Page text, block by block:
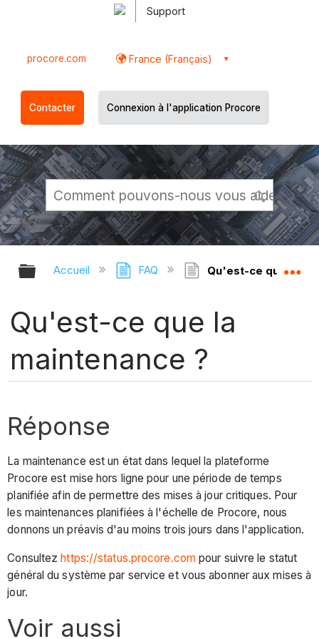
Support
procore.com France (Français)
Contacter Connexion à l'application Procore
Développer/réduire la hiérarchie
Accueil FAQ Qu'est-ce que la
Qu'est-ce que la
maintenance ?
Réponse
La maintenance est un état dans lequel la plateforme
Procore est mise hors ligne pour une période de temps
planifiée afin de permettre des mises à jour critiques. Pour
les maintenances planifiées à l'échelle de Procore, nous
donnons un préavis d'au moins trois jours dans l'application.
Consultezhttps://status.procore.com pour suivre le statut
général du système par service et vous abonner aux mises à
jour.
Voir aussi